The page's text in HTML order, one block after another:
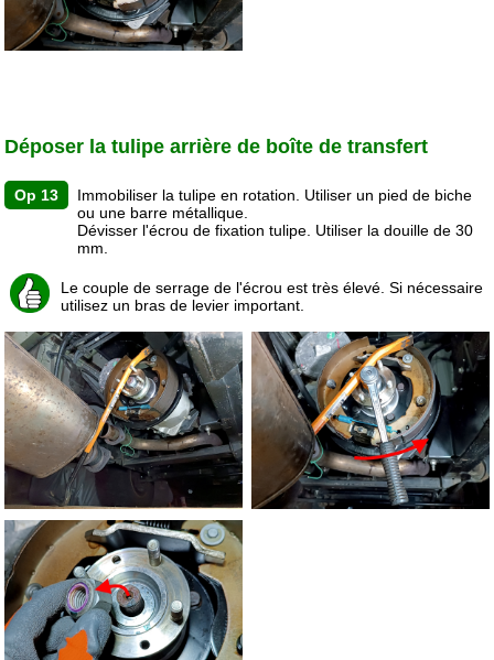
Déposer la tulipe arrière de boîte de transfert
Op 13
Immobiliser la tulipe en rotation. Utiliser un pied de biche
ou une barre métallique.
Dévisser l'écrou de fixation tulipe. Utiliser la douille de 30
mm.
Le couple de serrage de l'écrou est très élevé. Si nécessaire
utilisez un bras de levier important.